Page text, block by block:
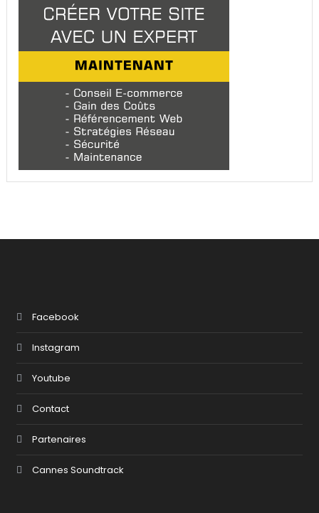
Facebook
Instagram
Youtube
Contact
Partenaires
Cannes Soundtrack